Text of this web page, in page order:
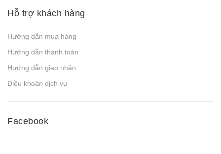
Hỗ trợ khách hàng
Hướng dẫn mua hàng
Hướng dẫn thanh toán
Hướng dẫn giao nhận
Điều khoản dịch vụ
Facebook